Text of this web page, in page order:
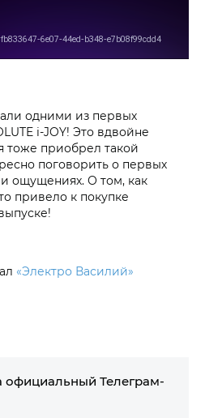
одними из первых
i‑JOY! Это вдвойне
тоже приобрел такой
поговорить о первых
ощущениях. О том, как
привело к покупке
«Электро Василий»
официальный Телеграм-